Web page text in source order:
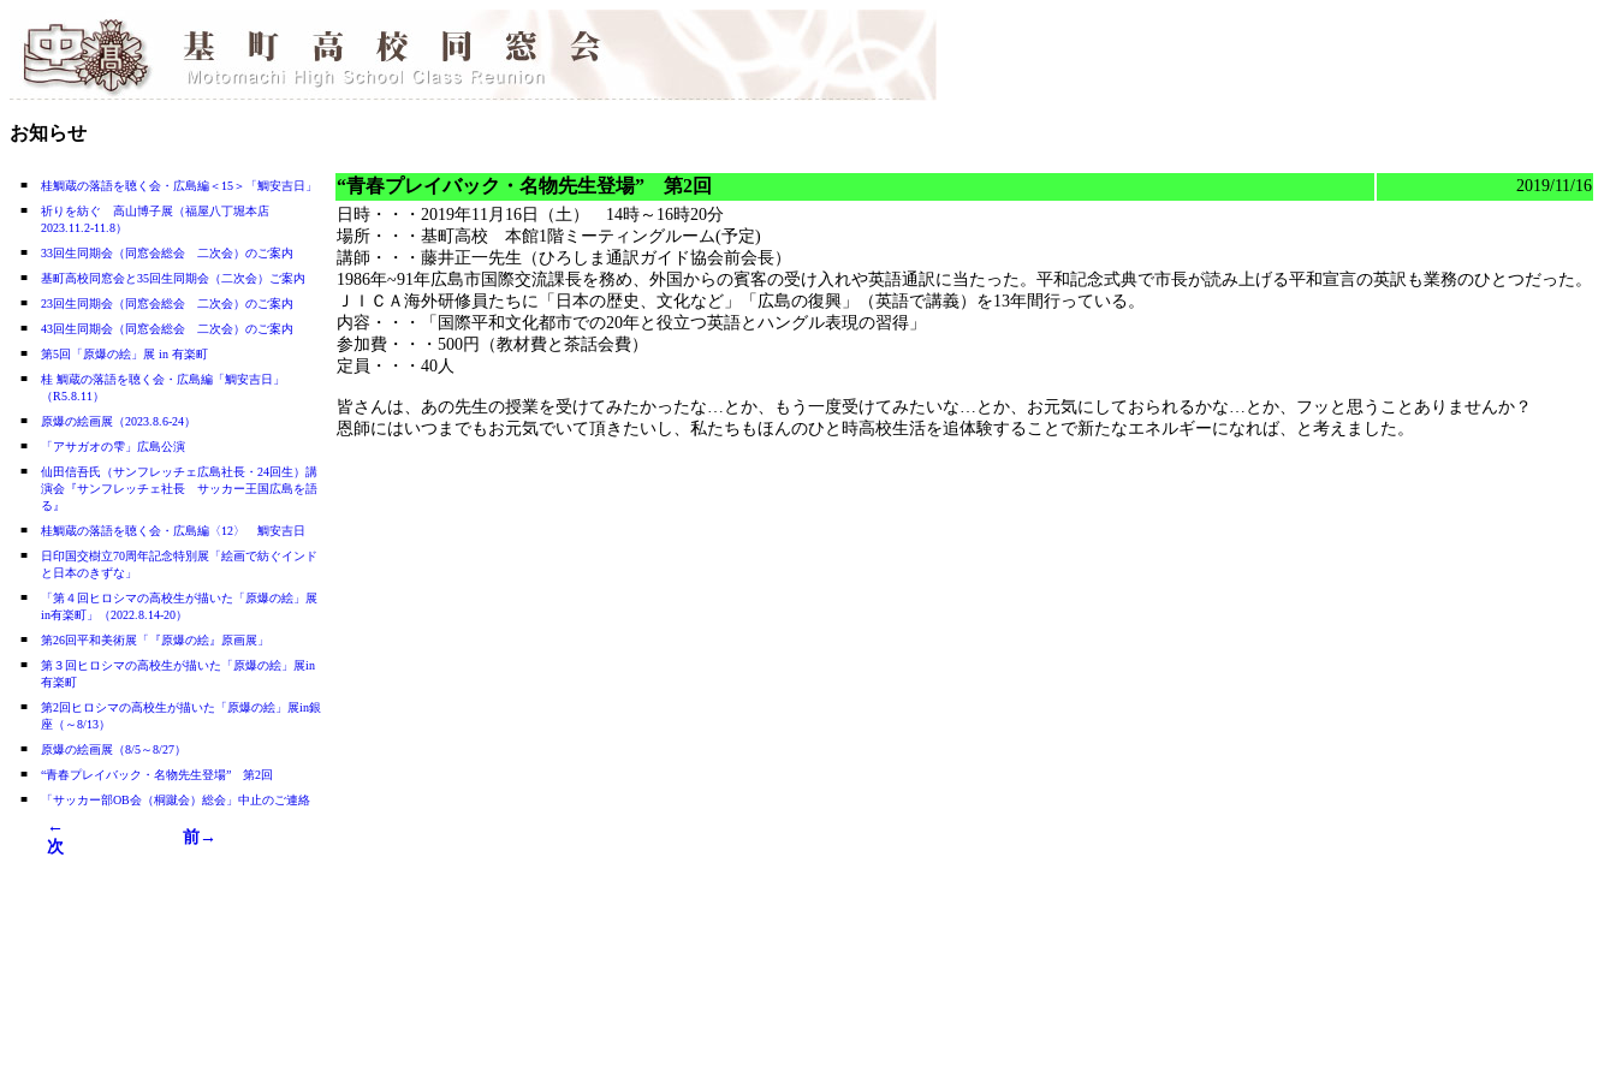
お知らせ
■
桂鯛蔵の落語を聴く会・広島編＜15＞「鯛安吉日」
■
祈りを紡ぐ 高山博子展（福屋八丁堀本店
2023.11.2-11.8）
■
33回生同期会（同窓会総会 二次会）のご案内
■
基町高校同窓会と35回生同期会（二次会）ご案内
■
23回生同期会（同窓会総会 二次会）のご案内
■
43回生同期会（同窓会総会 二次会）のご案内
■
第5回「原爆の絵」展 in 有楽町
■
桂 鯛蔵の落語を聴く会・広島編「鯛安吉日」
（R5.8.11）
■
原爆の絵画展（2023.8.6-24）
■
「アサガオの雫」広島公演
■
仙田信吾氏（サンフレッチェ広島社長・24回生）講
演会『サンフレッチェ社長 サッカー王国広島を語
る』
■
桂鯛蔵の落語を聴く会・広島編〈12〉 鯛安吉日
■
日印国交樹立70周年記念特別展「絵画で紡ぐインド
と日本のきずな」
■
「第４回ヒロシマの高校生が描いた「原爆の絵」展
in有楽町」（2022.8.14-20）
■
第26回平和美術展「『原爆の絵』原画展」
■
第３回ヒロシマの高校生が描いた「原爆の絵」展in
有楽町
■
第2回ヒロシマの高校生が描いた「原爆の絵」展in銀
座（～8/13）
■
原爆の絵画展（8/5～8/27）
■
“青春プレイバック・名物先生登場” 第2回
■
「サッカー部OB会（桐蹴会）総会」中止のご連絡
←
次
前→
“青春プレイバック・名物先生登場” 第2回
2019/11/16
日時・・・2019年11月16日（土） 14時～16時20分
場所・・・基町高校 本館1階ミーティングルーム(予定)
講師・・・藤井正一先生（ひろしま通訳ガイド協会前会長）
1986年~91年広島市国際交流課長を務め、外国からの賓客の受け入れや英語通訳に当たった。平和記念式典で市長が読み上げる平和宣言の英訳も業務のひとつだった。
ＪＩＣＡ海外研修員たちに「日本の歴史、文化など」「広島の復興」（英語で講義）を13年間行っている。
内容・・・「国際平和文化都市での20年と役立つ英語とハングル表現の習得」
参加費・・・500円（教材費と茶話会費）
定員・・・40人
皆さんは、あの先生の授業を受けてみたかったな…とか、もう一度受けてみたいな…とか、お元気にしておられるかな…とか、フッと思うことありませんか？
恩師にはいつまでもお元気でいて頂きたいし、私たちもほんのひと時高校生活を追体験することで新たなエネルギーになれば、と考えました。